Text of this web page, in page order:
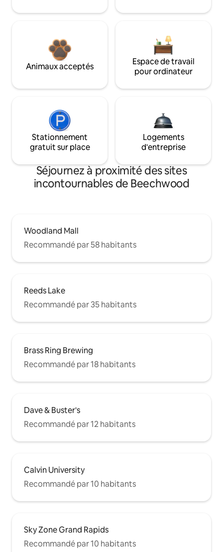
Animaux acceptés
Espace de travail
pour ordinateur
Stationnement
gratuit sur place
Logements
d'entreprise
Séjournez à proximité des sites
incontournables de Beechwood
Woodland Mall
Recommandé par 58 habitants
Reeds Lake
Recommandé par 35 habitants
Brass Ring Brewing
Recommandé par 18 habitants
Dave & Buster's
Recommandé par 12 habitants
Calvin University
Recommandé par 10 habitants
Sky Zone Grand Rapids
Recommandé par 10 habitants